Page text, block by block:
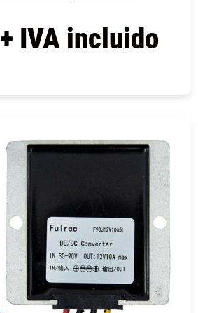
+ IVA incluido